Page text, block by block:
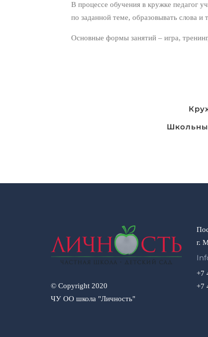
В процессе обучения в кружке педагог
по заданной теме, образовывать слова и
Основные формы занятий – игра,
© Copyright 2020
ЧУ ОО школа "Личность"
г.
+7
+7